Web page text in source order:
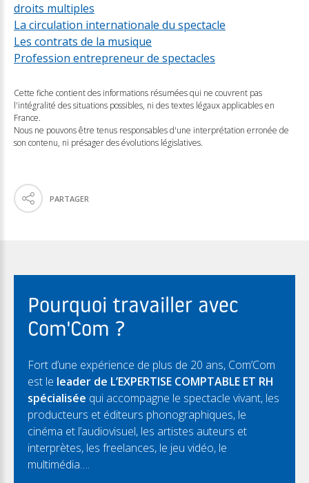
droits multiples
La circulation internationale du spectacle
Les contrats de la musique
Profession entrepreneur de spectacles
Cette fiche contient des informations résumées qui ne couvrent pas
l'intégralité des situations possibles, ni des textes légaux applicables en
France.
Nous ne pouvons être tenus responsables d'une interprétation erronée de
son contenu, ni présager des évolutions législatives.
PARTAGER
Pourquoi travailler avec
Com'Com ?
Fort d’une expérience de plus de 20 ans, Com’Com
est le leader de L’EXPERTISE COMPTABLE ET RH
spécialisée qui accompagne le spectacle vivant, les
producteurs et éditeurs phonographiques, le
cinéma et l’audiovisuel, les artistes auteurs et
interprètes, les freelances, le jeu vidéo, le
multimédia….